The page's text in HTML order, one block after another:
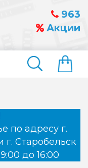
963
Акции
Найти
по адресу г.
г. Старобельск
до 16:00